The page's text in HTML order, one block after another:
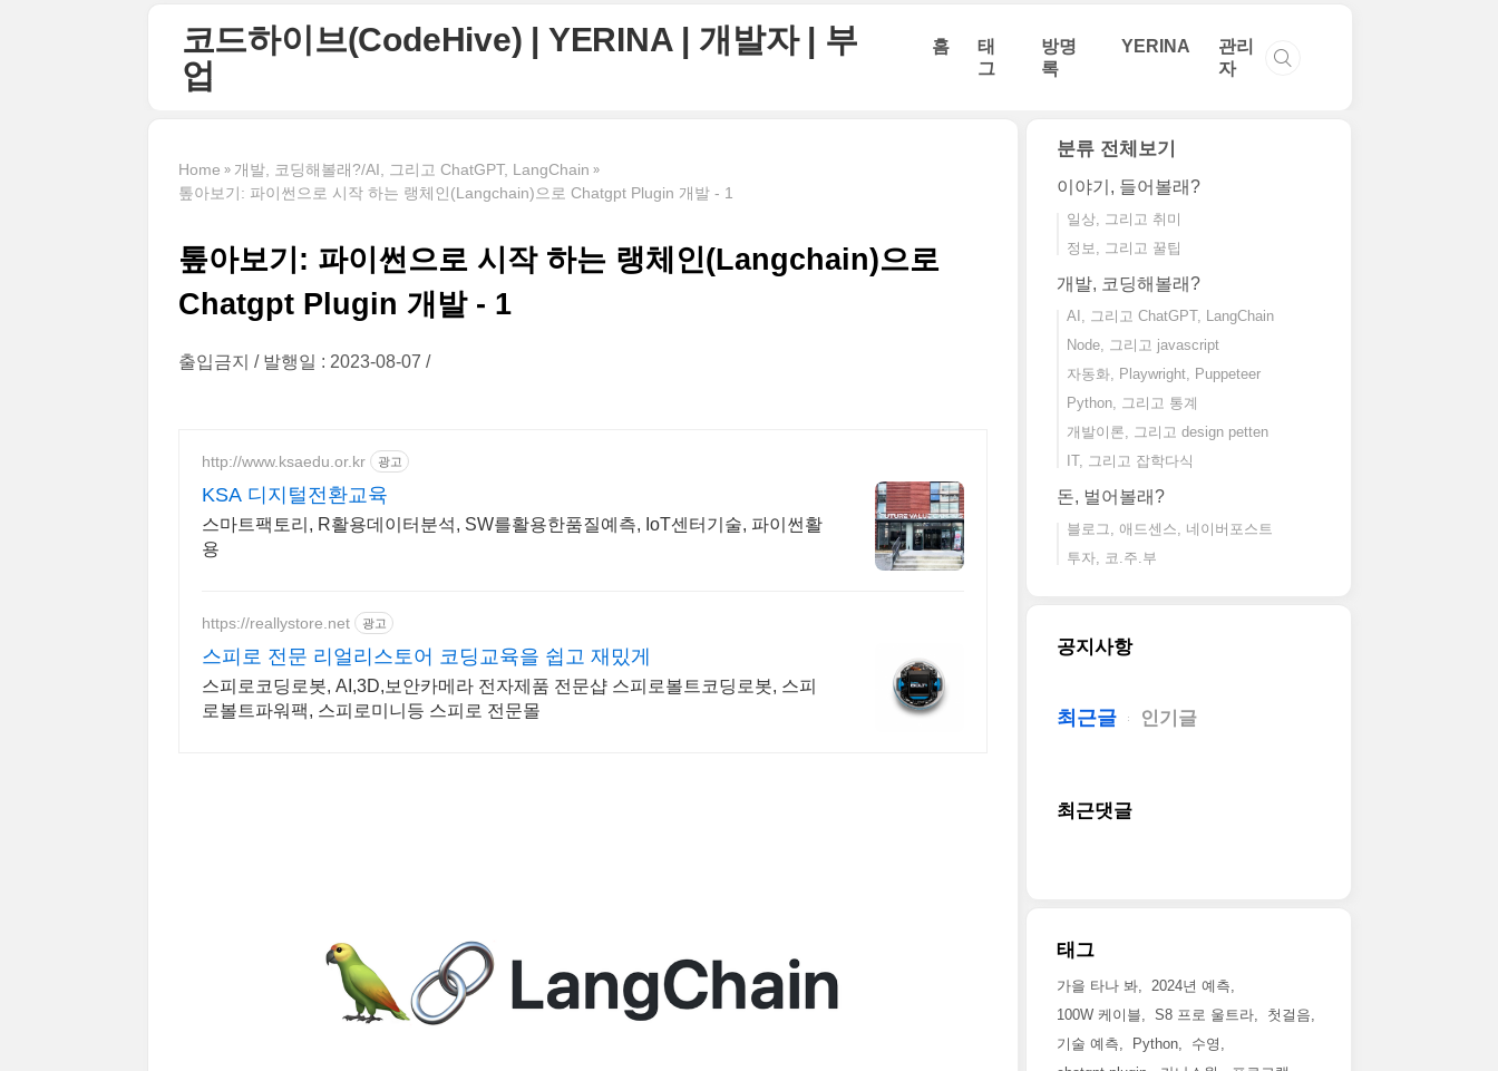
코드하이브(CodeHive) | YERINA | 개발자 | 부
업
홈
태
그
방명
록
YERINA
관리
자
Home
개발, 코딩해볼래?/AI, 그리고 ChatGPT, LangChain
톺아보기: 파이썬으로 시작 하는 랭체인(Langchain)으로 Chatgpt Plugin 개발 - 1
톺아보기: 파이썬으로 시작 하는 랭체인(Langchain)으로
Chatgpt Plugin 개발 - 1
출입금지 발행일 : 2023-08-07
http://www.ksaedu.or.kr 광고
KSA 디지털전환교육
스마트팩토리, R활용데이터분석, SW를활용한품질예측, IoT센터기술, 파이썬활
용
https://reallystore.net 광고
스피로 전문 리얼리스토어 코딩교육을 쉽고 재밌게
스피로코딩로봇, AI,3D,보안카메라 전자제품 전문샵 스피로볼트코딩로봇, 스피
로볼트파워팩, 스피로미니등 스피로 전문몰
분류 전체보기
이야기, 들어볼래?
일상, 그리고 취미
정보, 그리고 꿀팁
개발, 코딩해볼래?
AI, 그리고 ChatGPT, LangChain
Node, 그리고 javascript
자동화, Playwright, Puppeteer
Python, 그리고 통계
개발이론, 그리고 design petten
IT, 그리고 잡학다식
돈, 벌어볼래?
블로그, 애드센스, 네이버포스트
투자, 코.주.부
공지사항
최근글 인기글
최근댓글
태그
가을 타나 봐
2024년 예측
100W 케이블
S8 프로 울트라
첫걸음
기술 예측
Python
수영